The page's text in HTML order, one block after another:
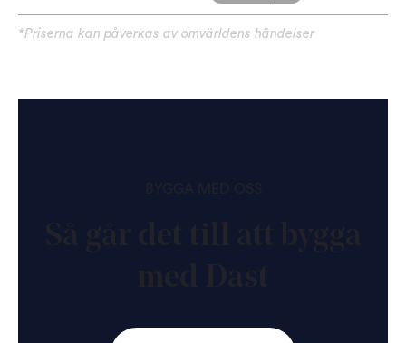
*Priserna kan påverkas av omvärldens händelser